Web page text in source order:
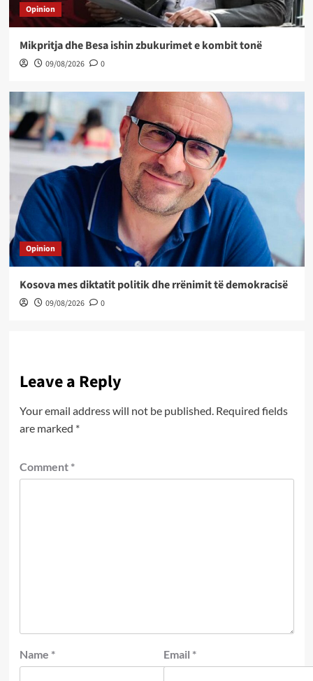
Opinion
Mikpritja dhe Besa ishin zbukurimet e kombit tonë
09/08/2026 0
Opinion
Kosova mes diktatit politik dhe rrënimit të demokracisë
09/08/2026 0
Leave a Reply
Your email address will not be published. Required fields
are marked *
Comment *
Name * Email *